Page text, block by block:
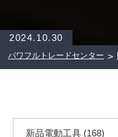
2024.10.30
パワフルトレードセンター >
新品電動工具(168)